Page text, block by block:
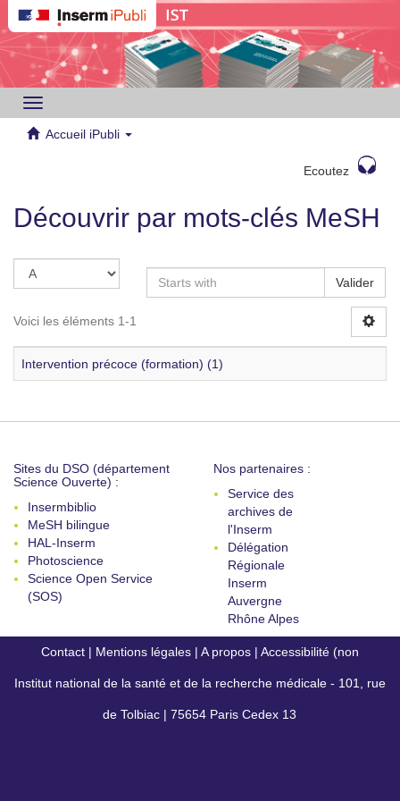
Toggle
navigation
Accueil iPubli
Ecoutez
Découvrir par mots-clés MeSH
Valider
Voici les éléments 1-1
Intervention précoce (formation) (1)
Sites du DSO (département
Science Ouverte) :
Insermbiblio
MeSH bilingue
HAL-Inserm
Photoscience
Science Open Service
(SOS)
Nos partenaires :
Service des
archives de
l'Inserm
Délégation
Régionale
Inserm
Auvergne
Rhône Alpes
Contact | Mentions légales | A propos | Accessibilité (non
conforme)
Institut national de la santé et de la recherche médicale - 101, rue
de Tolbiac | 75654 Paris Cedex 13